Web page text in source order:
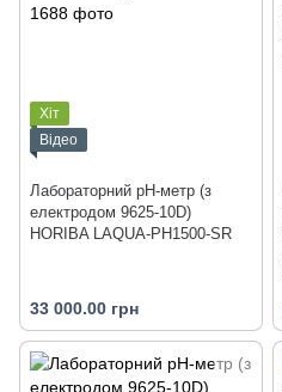
Хіт
Відео
Лабораторний pH-метр (з
електродом 9625-10D)
HORIBA LAQUA-PH1500-SR
33 000.00 грн